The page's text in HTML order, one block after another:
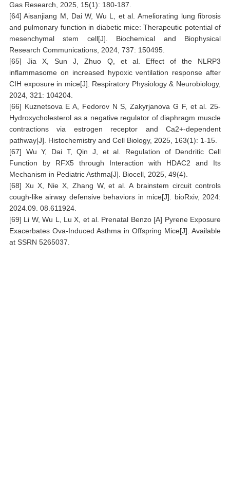
Gas Research, 2025, 15(1): 180-187.
[64] Aisanjiang M, Dai W, Wu L, et al. Ameliorating lung fibrosis
and pulmonary function in diabetic mice: Therapeutic potential of
mesenchymal stem cell[J]. Biochemical and Biophysical
Research Communications, 2024, 737: 150495.
[65] Jia X, Sun J, Zhuo Q, et al. Effect of the NLRP3
inflammasome on increased hypoxic ventilation response after
CIH exposure in mice[J]. Respiratory Physiology & Neurobiology,
2024, 321: 104204.
[66] Kuznetsova E A, Fedorov N S, Zakyrjanova G F, et al. 25-
Hydroxycholesterol as a negative regulator of diaphragm muscle
contractions via estrogen receptor and Ca2+-dependent
pathway[J]. Histochemistry and Cell Biology, 2025, 163(1): 1-15.
[67] Wu Y, Dai T, Qin J, et al. Regulation of Dendritic Cell
Function by RFX5 through Interaction with HDAC2 and Its
Mechanism in Pediatric Asthma[J]. Biocell, 2025, 49(4).
[68] Xu X, Nie X, Zhang W, et al. A brainstem circuit controls
cough-like airway defensive behaviors in mice[J]. bioRxiv, 2024:
2024.09. 08.611924.
[69] Li W, Wu L, Lu X, et al. Prenatal Benzo [A] Pyrene Exposure
Exacerbates Ova-Induced Asthma in Offspring Mice[J]. Available
at SSRN 5265037.